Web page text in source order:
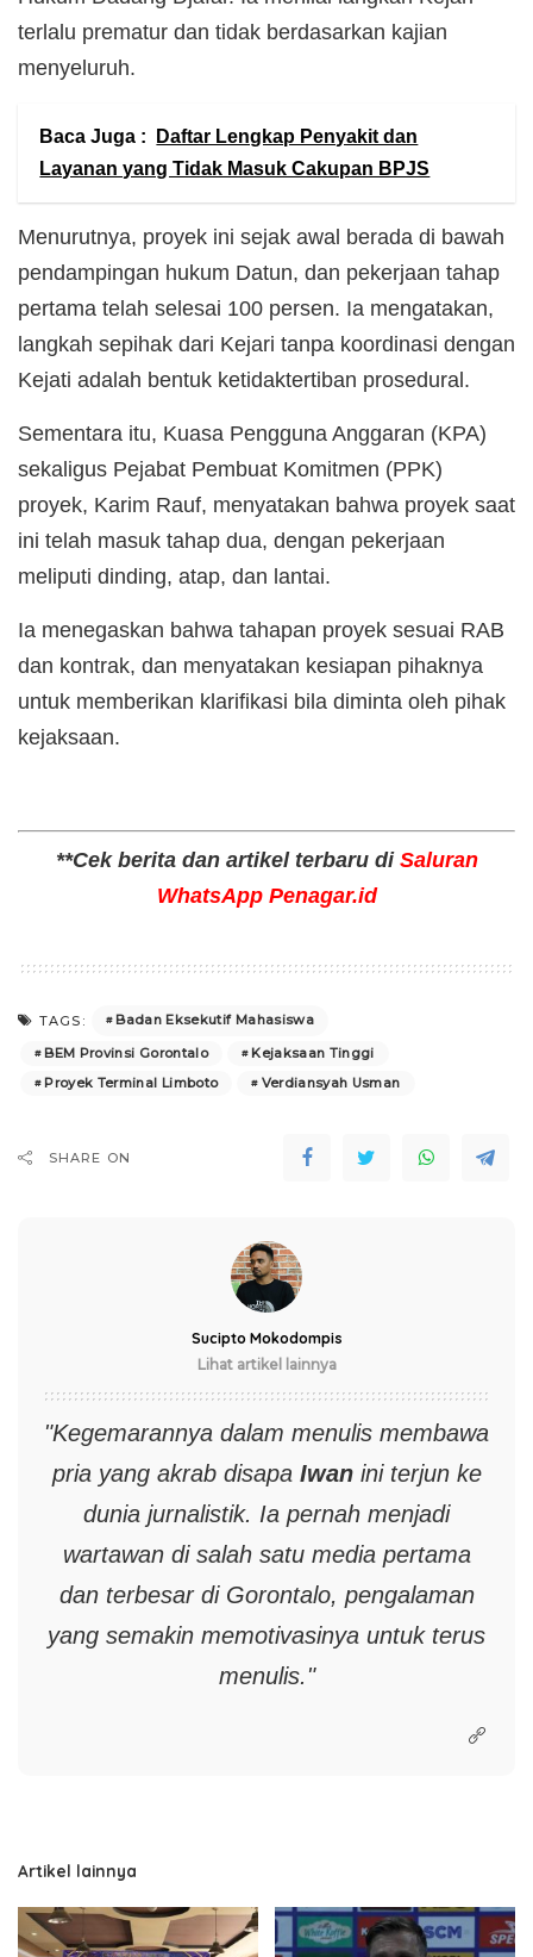
terlalu prematur dan tidak berdasarkan kajian
menyeluruh.
Baca Juga :
Daftar Lengkap Penyakit dan
Layanan yang Tidak Masuk Cakupan BPJS
Menurutnya, proyek ini sejak awal berada di bawah
pendampingan hukum Datun, dan pekerjaan tahap
pertama telah selesai 100 persen. Ia mengatakan,
langkah sepihak dari Kejari tanpa koordinasi dengan
Kejati adalah bentuk ketidaktertiban prosedural.
Sementara itu, Kuasa Pengguna Anggaran (KPA)
sekaligus Pejabat Pembuat Komitmen (PPK)
proyek, Karim Rauf, menyatakan bahwa proyek saat
ini telah masuk tahap dua, dengan pekerjaan
meliputi dinding, atap, dan lantai.
Ia menegaskan bahwa tahapan proyek sesuai RAB
dan kontrak, dan menyatakan kesiapan pihaknya
untuk memberikan klarifikasi bila diminta oleh pihak
kejaksaan.
**Cek berita dan artikel terbaru di Saluran
WhatsApp Penagar.id
TAGS:
Badan Eksekutif Mahasiswa
BEM Provinsi Gorontalo
Kejaksaan Tinggi
Proyek Terminal Limboto
Verdiansyah Usman
SHARE ON
Sucipto Mokodompis
Lihat artikel lainnya
"Kegemarannya dalam menulis membawa
pria yang akrab disapa Iwanini terjun ke
dunia jurnalistik. Ia pernah menjadi
wartawan di salah satu media pertama
dan terbesar di Gorontalo, pengalaman
yang semakin memotivasinya untuk terus
menulis."
Artikel lainnya